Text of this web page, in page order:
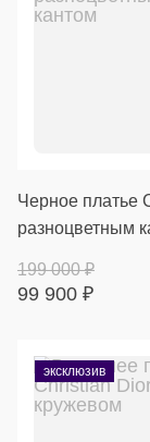
Черное платье
разноцветным
99 900 ₽
199 000₽
эксклюзив